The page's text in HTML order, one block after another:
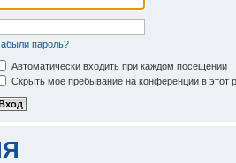
пароль?
Автоматически входить при каждом посещении
Скрыть моё пребывание на конференции в этот